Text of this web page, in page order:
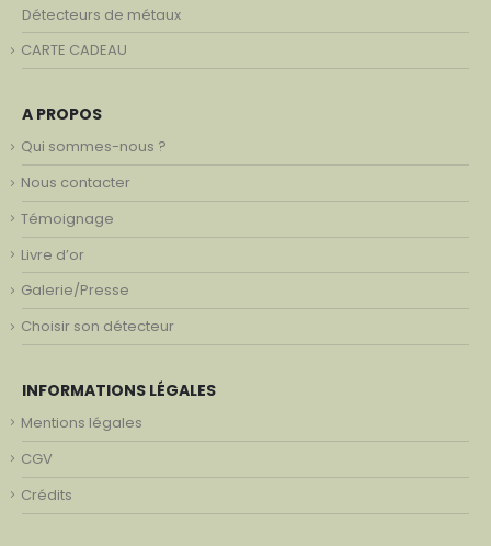
Détecteurs de métaux
CARTE CADEAU
A PROPOS
Qui sommes-nous ?
Nous contacter
Témoignage
Livre d’or
Galerie/Presse
Choisir son détecteur
INFORMATIONS LÉGALES
Mentions légales
CGV
Crédits